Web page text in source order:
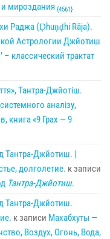
мироздания {4561}
Раджа (Ḍhuṇḍhi Rāja).
Астрологии Джйотиш
– классический трактат
Тантра-Джйотіш.
аналізу,
книга «9 Грах — 9
Тантра-Джйотиш. |
долголетие. к записи
Тантра-Джйотиш.
Тантра-Джйотиш.
к записи Махабхуты —
Воздух, Огонь, Вода,